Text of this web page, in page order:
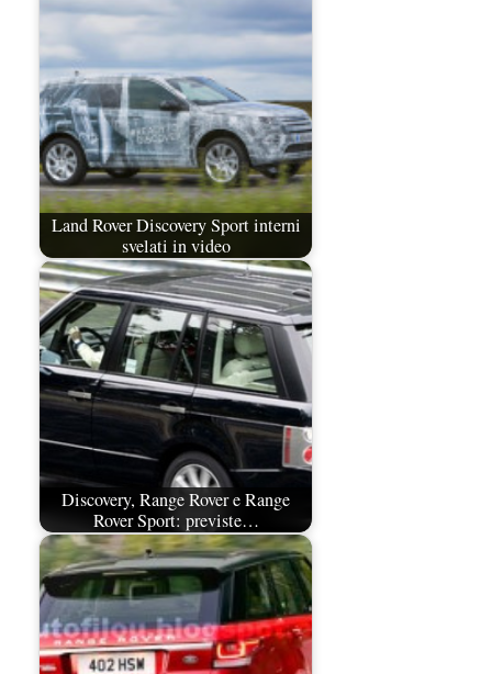
Land Rover Discovery Sport interni
svelati in video
Discovery, Range Rover e Range
Rover Sport: previste…